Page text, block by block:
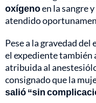
oxígenoen la sangre
atendido
Pese a la gravedad del
el expediente también
atribuida al
consignado que la
salió “sin